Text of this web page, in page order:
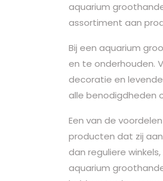
aquarium
assortiment aan
Bij een aquarium
en te onderhouden.
decoratie en
alle benodigdheden
Een van de
producten dat zij
dan reguliere
aquarium